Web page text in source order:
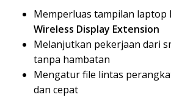
Memperluas tampilan laptop
Wireless Display Extension
Melanjutkan pekerjaan dari
tanpa hambatan
Mengatur file lintas
dan cepat